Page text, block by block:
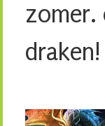
zomer.
draken!